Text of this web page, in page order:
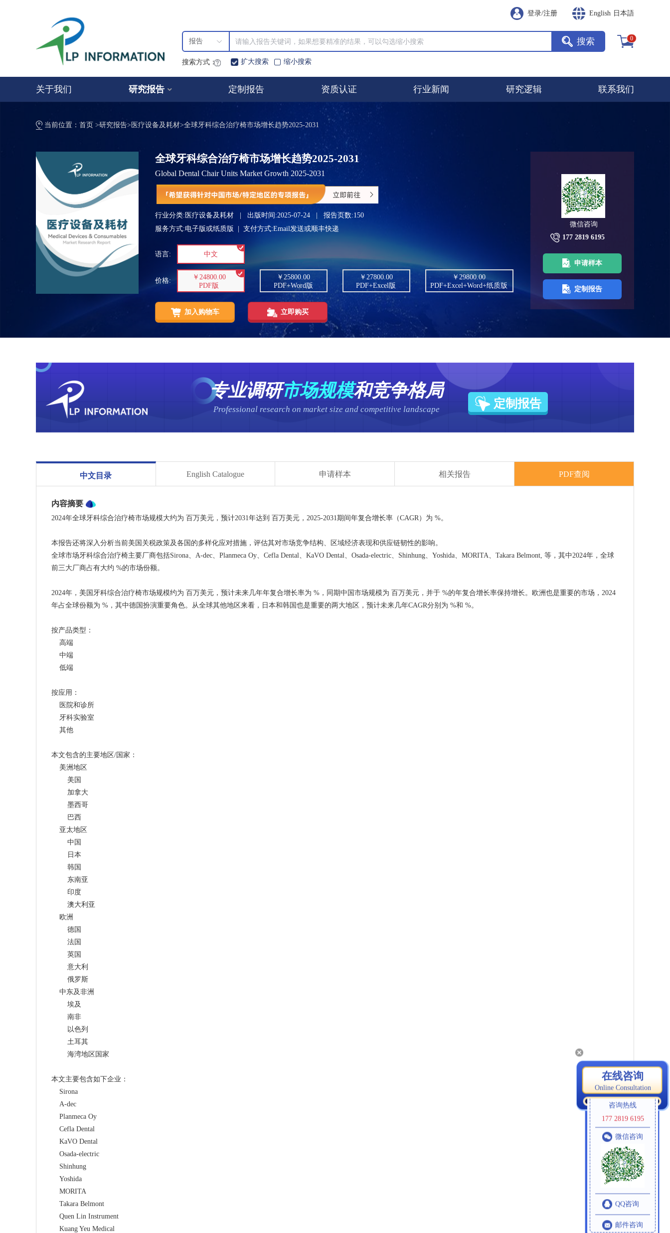
在线咨询
Online Consultation
咨询热线
177 2819 6195
微信咨询
QQ咨询
邮件咨询
登录/注册 English 日本語
报告 搜索
搜索方式： 扩大搜索 缩小搜索
0
关于我们 研究报告 定制报告 资质认证 行业新闻 研究逻辑 联系我们
当前位置： 首页 >研究报告> 医疗设备及耗材>全球牙科综合治疗椅市场增长趋势2025-2031
全球牙科综合治疗椅市场增长趋势2025-2031
Global Dental Chair Units Market Growth 2025-2031
行业分类:医疗设备及耗材 出版时间:2025-07-24 报告页数:150
服务方式:电子版或纸质版 | 支付方式:Email发送或顺丰快递
语言: 中文
价格:
￥24800.00
PDF版
￥25800.00
PDF+Word版
￥27800.00
PDF+Excel版
￥29800.00
PDF+Excel+Word+纸质版
加入购物车 立即购买
微信咨询
177 2819 6195
申请样本
定制报告
专业调研市场规模和竞争格局
Professional research on market size and competitive landscape 定制报告
中文目录 English Catalogue 申请样本 相关报告 PDF查阅
内容摘要
2024年全球牙科综合治疗椅市场规模大约为 百万美元，预计2031年达到 百万美元，2025-2031期间年复合增长率（CAGR）为 %。
本报告还将深入分析当前美国关税政策及各国的多样化应对措施，评估其对市场竞争结构、区域经济表现和供应链韧性的影响。
全球市场牙科综合治疗椅主要厂商包括Sirona、A-dec、Planmeca Oy、Cefla Dental、KaVO Dental、Osada-electric、Shinhung、Yoshida、MORITA、Takara Belmont, 等，其中2024年，全球
前三大厂商占有大约 %的市场份额。
2024年，美国牙科综合治疗椅市场规模约为 百万美元，预计未来几年年复合增长率为 %，同期中国市场规模为 百万美元，并于 %的年复合增长率保持增长。欧洲也是重要的市场，2024
年占全球份额为 %，其中德国扮演重要角色。从全球其他地区来看，日本和韩国也是重要的两大地区，预计未来几年CAGR分别为 %和 %。
按产品类型：
    高端
    中端
    低端
按应用：
    医院和诊所
    牙科实验室
    其他
本文包含的主要地区/国家：
    美洲地区
        美国
        加拿大
        墨西哥
        巴西
    亚太地区
        中国
        日本
        韩国
        东南亚
        印度
        澳大利亚
    欧洲
        德国
        法国
        英国
        意大利
        俄罗斯
    中东及非洲
        埃及
        南非
        以色列
        土耳其
        海湾地区国家
本文主要包含如下企业：
    Sirona
    A-dec
    Planmeca Oy
    Cefla Dental
    KaVO Dental
    Osada-electric
    Shinhung
    Yoshida
    MORITA
    Takara Belmont
    Quen Lin Instrument
    Kuang Yeu Medical